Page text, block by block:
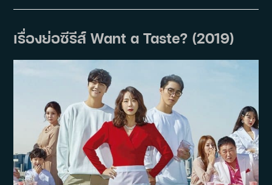
Watcher
เฝ้า
ดู
(2019)
เรื่องย่อซีรีส์ Want a Taste? (2019)